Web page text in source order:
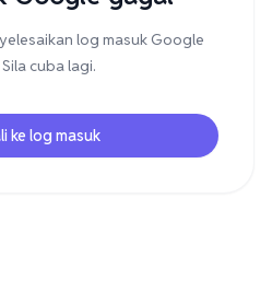
log masuk Google
cuba lagi.
ke log masuk